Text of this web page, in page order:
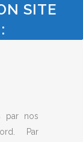
SITE
par nos
Par